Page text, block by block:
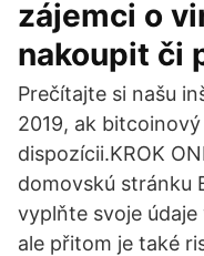
zájemci o
nakoupit či
Prečítajte si našu
2019, ak
dispozícii.KROK
domovskú stránku
vyplňte svoje
ale přitom je také